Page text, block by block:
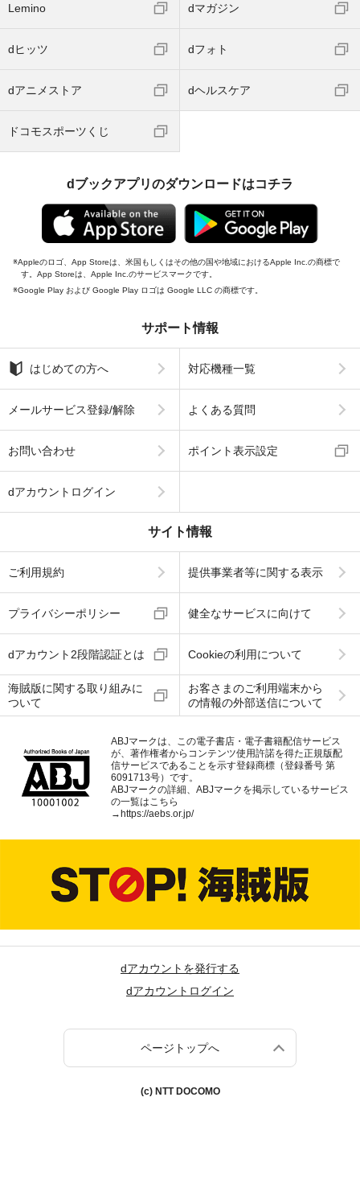
Lemino dマガジン
dヒッツ dフォト
dアニメストア dヘルスケア
ドコモスポーツくじ
dブックアプリのダウンロードはコチラ
Appleのロゴ、App Storeは、米国もしくはその他の国や地域におけるApple Inc.の商標で
す。App Storeは、Apple Inc.のサービスマークです。
Google Play および Google Play ロゴは Google LLC の商標です。
サポート情報
はじめての方へ 対応機種一覧
メールサービス登録/解除 よくある質問
お問い合わせ ポイント表示設定
dアカウントログイン
サイト情報
ご利用規約 提供事業者等に関する表示
プライバシーポリシー 健全なサービスに向けて
dアカウント2段階認証とは Cookieの利用について
海賊版に関する取り組みに
ついて
お客さまのご利用端末から
の情報の外部送信について
ABJマークは、この電子書店・電子書籍配信サービス
が、著作権者からコンテンツ使用許諾を得た正規版配
信サービスであることを示す登録商標（登録番号 第
6091713号）です。
ABJマークの詳細、ABJマークを掲示しているサービス
の一覧はこちら
→ https://aebs.or.jp/
dアカウントを発行する
dアカウントログイン
ページトップへ
(c) NTT DOCOMO